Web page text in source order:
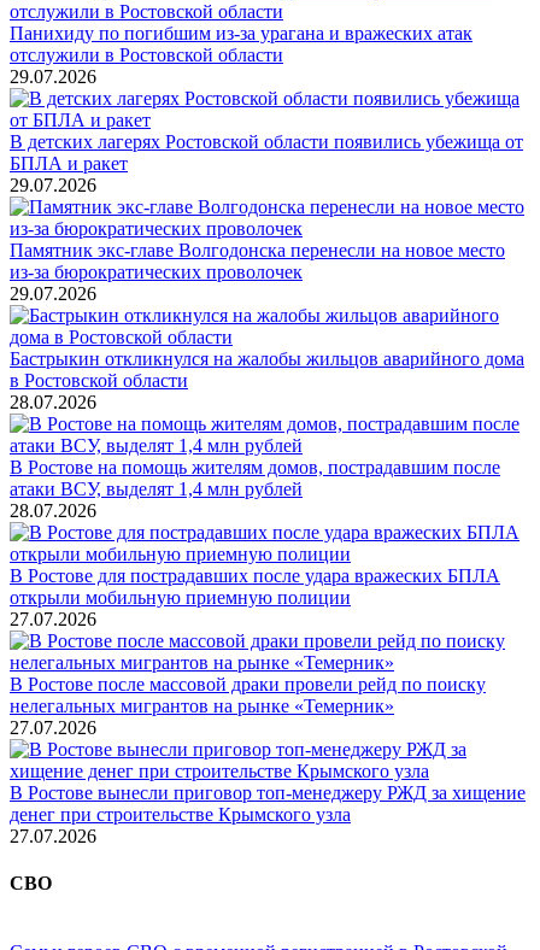
Панихиду по погибшим из-за урагана и вражеских атак
отслужили в Ростовской области
29.07.2026
В детских лагерях Ростовской области появились убежища от
БПЛА и ракет
29.07.2026
Памятник экс-главе Волгодонска перенесли на новое место
из-за бюрократических проволочек
29.07.2026
Бастрыкин откликнулся на жалобы жильцов аварийного дома
в Ростовской области
28.07.2026
В Ростове на помощь жителям домов, пострадавшим после
атаки ВСУ, выделят 1,4 млн рублей
28.07.2026
В Ростове для пострадавших после удара вражеских БПЛА
открыли мобильную приемную полиции
27.07.2026
В Ростове после массовой драки провели рейд по поиску
нелегальных мигрантов на рынке «Темерник»
27.07.2026
В Ростове вынесли приговор топ-менеджеру РЖД за хищение
денег при строительстве Крымского узла
27.07.2026
СВО